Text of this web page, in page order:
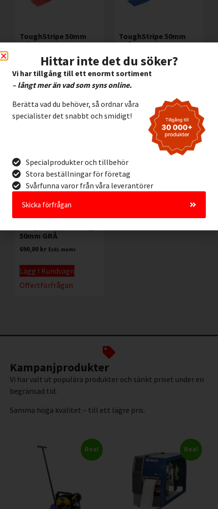
ToughStripe 50mm
RÖD
kr Exkl. moms
Lägg I Kundvagn
ToughStripe 50mm
BLÅ
690,00 kr Exkl. moms
Lägg I Kundvagn
50mm GRÅ
690,00 kr Exkl. moms
Lägg I Kundvagn
Offertförfrågan
Kampanjprodukter
Vi har valt ut populära produkter och sänkt priset under en
begränsad tid.
Samma höga kvalitet – till ett lägre pris.
Rea! Rea!
Hittar inte det du söker?
Vi har tillgång till ett enormt sortiment
– långt mer än vad som syns online.
Berätta vad du behöver, så ordnar våra
specialister det snabbt och smidigt!
Specialprodukter och tillbehör
Stora beställningar för företag
Svårfunna varor från våra leverantörer
Skicka förfrågan